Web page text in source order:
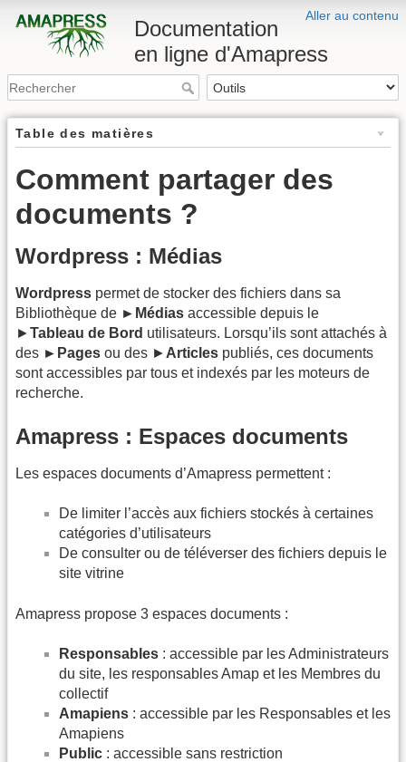
Aller au contenu
Documentation
en ligne d'Amapress
Table des matières
Comment partager des
documents ?
Wordpress : Médias
Wordpress permet de stocker des fichiers dans sa
Bibliothèque de ►Médias accessible depuis le
►Tableau de Bord utilisateurs. Lorsqu’ils sont attachés à
des ►Pages ou des ► Articles publiés, ces documents
sont accessibles par tous et indexés par les moteurs de
recherche.
Amapress : Espaces documents
Les espaces documents d’Amapress permettent :
De limiter l’accès aux fichiers stockés à certaines
catégories d’utilisateurs
De consulter ou de téléverser des fichiers depuis le
site vitrine
Amapress propose 3 espaces documents :
Responsables : accessible par les Administrateurs
du site, les responsables Amap et les Membres du
collectif
Amapiens : accessible par les Responsables et les
Amapiens
Public : accessible sans restriction